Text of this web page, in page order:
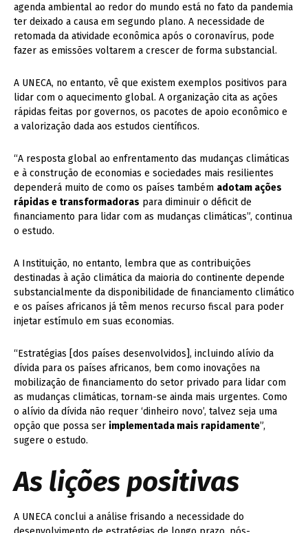
agenda ambiental ao redor do mundo está no fato da pandemia
ter deixado a causa em segundo plano. A necessidade de
retomada da atividade econômica após o coronavírus, pode
fazer as emissões voltarem a crescer de forma substancial.
A UNECA, no entanto, vê que existem exemplos positivos para
lidar com o aquecimento global. A organização cita as ações
rápidas feitas por governos, os pacotes de apoio econômico e
a valorização dada aos estudos científicos.
“A resposta global ao enfrentamento das mudanças climáticas
e à construção de economias e sociedades mais resilientes
dependerá muito de como os países também adotam ações
rápidas e transformadoras para diminuir o déficit de
financiamento para lidar com as mudanças climáticas”, continua
o estudo.
A Instituição, no entanto, lembra que as contribuições
destinadas à ação climática da maioria do continente depende
substancialmente da disponibilidade de financiamento climático
e os países africanos já têm menos recurso fiscal para poder
injetar estímulo em suas economias.
“Estratégias [dos países desenvolvidos], incluindo alívio da
dívida para os países africanos, bem como inovações na
mobilização de financiamento do setor privado para lidar com
as mudanças climáticas, tornam-se ainda mais urgentes. Como
o alívio da dívida não requer ‘dinheiro novo’, talvez seja uma
opção que possa ser implementada mais rapidamente”,
sugere o estudo.
As lições positivas
A UNECA conclui a análise frisando a necessidade do